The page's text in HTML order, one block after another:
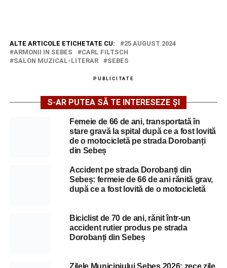
ALTE ARTICOLE ETICHETATE CU:
25 AUGUST 2024
ARMONII IN SEBES
CARL FILTSCH
SALON MUZICAL-LITERAR
SEBES
PUBLICITATE
S-AR PUTEA SĂ TE INTERESEZE ȘI
Femeie de 66 de ani, transportată în
stare gravă la spital după ce a fost lovită
de o motocicletă pe strada Dorobanți
din Sebeș
Accident pe strada Dorobanți din
Sebeș: fermeie de 66 de ani rănită grav,
după ce a fost lovită de o motocicletă
Biciclist de 70 de ani, rănit într-un
accident rutier produs pe strada
Dorobanți din Sebeș
Zilele Municipiului Sebeș 2026: zece zile